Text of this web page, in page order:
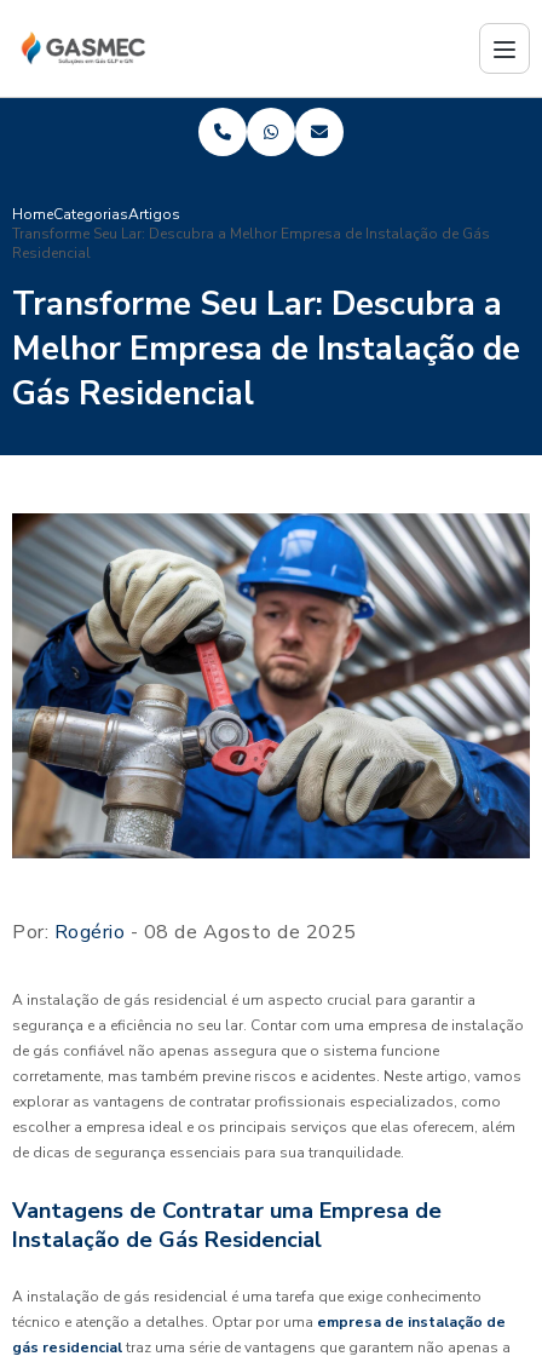
HomeCategoriasArtigos
Transforme Seu Lar: Descubra a Melhor Empresa de Instalação de Gás
Residencial
Transforme Seu Lar: Descubra a
Melhor Empresa de Instalação de
Gás Residencial
Por: Rogério - 08 de Agosto de 2025
A instalação de gás residencial é um aspecto crucial para garantir a
segurança e a eficiência no seu lar. Contar com uma empresa de instalação
de gás confiável não apenas assegura que o sistema funcione
corretamente, mas também previne riscos e acidentes. Neste artigo, vamos
explorar as vantagens de contratar profissionais especializados, como
escolher a empresa ideal e os principais serviços que elas oferecem, além
de dicas de segurança essenciais para sua tranquilidade.
Vantagens de Contratar uma Empresa de
Instalação de Gás Residencial
A instalação de gás residencial é uma tarefa que exige conhecimento
técnico e atenção a detalhes. Optar por uma empresa de instalação de
gás residencialtraz uma série de vantagens que garantem não apenas a